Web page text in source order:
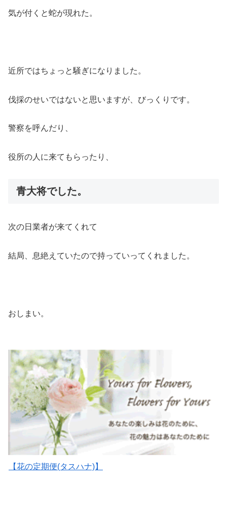
気が付くと蛇が現れた。
近所ではちょっと騒ぎになりました。
伐採のせいではないと思いますが、びっくりです。
警察を呼んだり、
役所の人に来てもらったり、
青大将でした。
次の日業者が来てくれて
結局、息絶えていたので持っていってくれました。
おしまい。
【花の定期便(タスハナ)】